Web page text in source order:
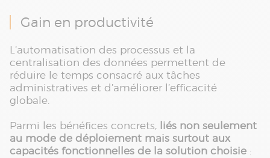
Gain en productivité
L’automatisation des processus et la
centralisation des données permettent de
réduire le temps consacré aux tâches
administratives et d’améliorer l’efficacité
globale.
Parmi les bénéfices concrets, liés non seulement
au mode de déploiement mais surtout aux
capacités fonctionnelles de la solution choisie :